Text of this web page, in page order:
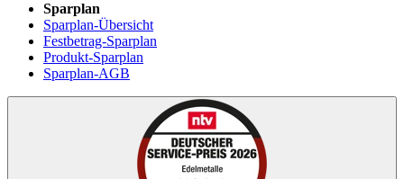
Sparplan
Sparplan-Übersicht
Festbetrag-Sparplan
Produkt-Sparplan
Sparplan-AGB